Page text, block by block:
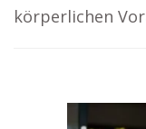
körperlichen